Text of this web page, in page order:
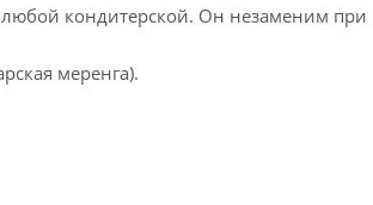
кондитерской. Он незаменим при
меренга).